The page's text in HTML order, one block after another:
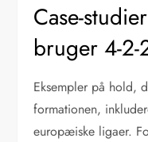
Case-
bruger 4-2-
Eksempler på hold,
formationen,
europæiske ligaer.